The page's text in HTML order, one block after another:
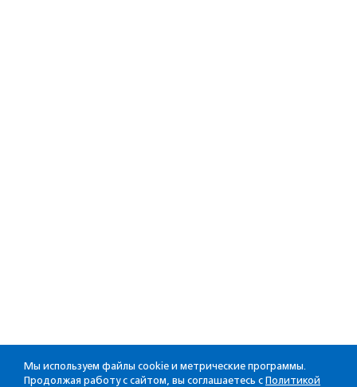
Мы используем файлы cookie и метрические программы.
Продолжая работу с сайтом, вы соглашаетесь с Политикой